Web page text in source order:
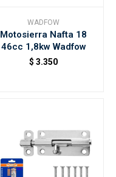
WADFOW
Motosierra Nafta 18
46cc 1,8kw Wadfow
$ 3.350